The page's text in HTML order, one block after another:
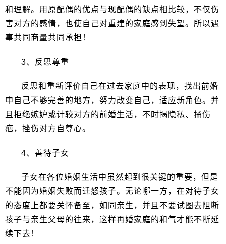
和理解。用原配偶的优点与现配偶的缺点相比较，不仅伤
害对方的感情，也使自己对重建的家庭感到失望。所以遇
事共同商量共同承担！
3、反思尊重
反思和重新评价自己在过去家庭中的表现，找出前婚
中自己不够完善的地方，努力改变自己，适应新角色。并
且拒绝嫉妒或计较对方的前婚生活，不时揭隐私、捅伤
疤，挫伤对方自尊心。
4、善待子女
子女在各位婚姻生活中虽然起到很关键的重要，但是
不能因为婚姻失败而迁怒孩子。无论哪一方，在对待子女
的态度上都要关怀备至，如同亲生，并且不要试图去阻断
孩子与亲生父母的往来，这样再婚家庭的和气才能不断延
续下去！